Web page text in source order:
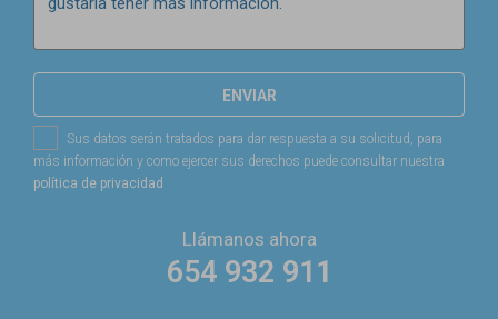
ENVIAR
Sus datos serán tratados para dar respuesta a su solicitud, para
más información y como ejercer sus derechos puede consultar nuestra
política de privacidad
Llámanos ahora
654 932 911